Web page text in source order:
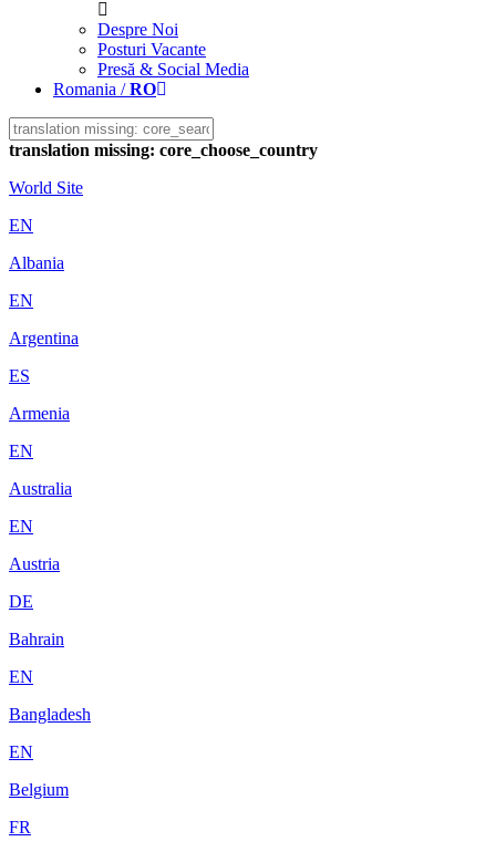
Despre Noi
Posturi Vacante
Presă & Social Media
Romania /RO
translation missing: core_choose_country
World Site
EN
Albania
EN
Argentina
ES
Armenia
EN
Australia
EN
Austria
DE
Bahrain
EN
Bangladesh
EN
Belgium
FR